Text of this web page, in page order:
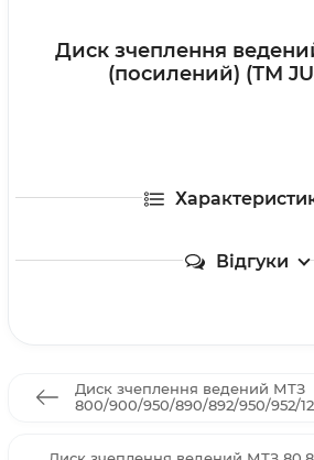
Диск зчеплення
(посилений) (ТМ
Відгуки
Диск зчеплення ведений МТЗ
800/900/950/890/892/950/952/